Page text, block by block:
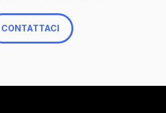
CONTATTACI